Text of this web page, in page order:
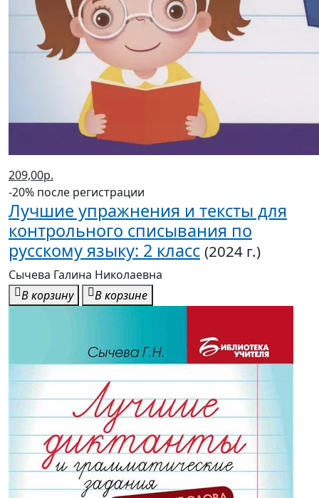
209,00р.
-20% после регистрации
Лучшие упражнения и тексты для
контрольного списывания по
русскому языку: 2 класс (2024 г.)
Сычева Галина Николаевна
В корзину
В корзине